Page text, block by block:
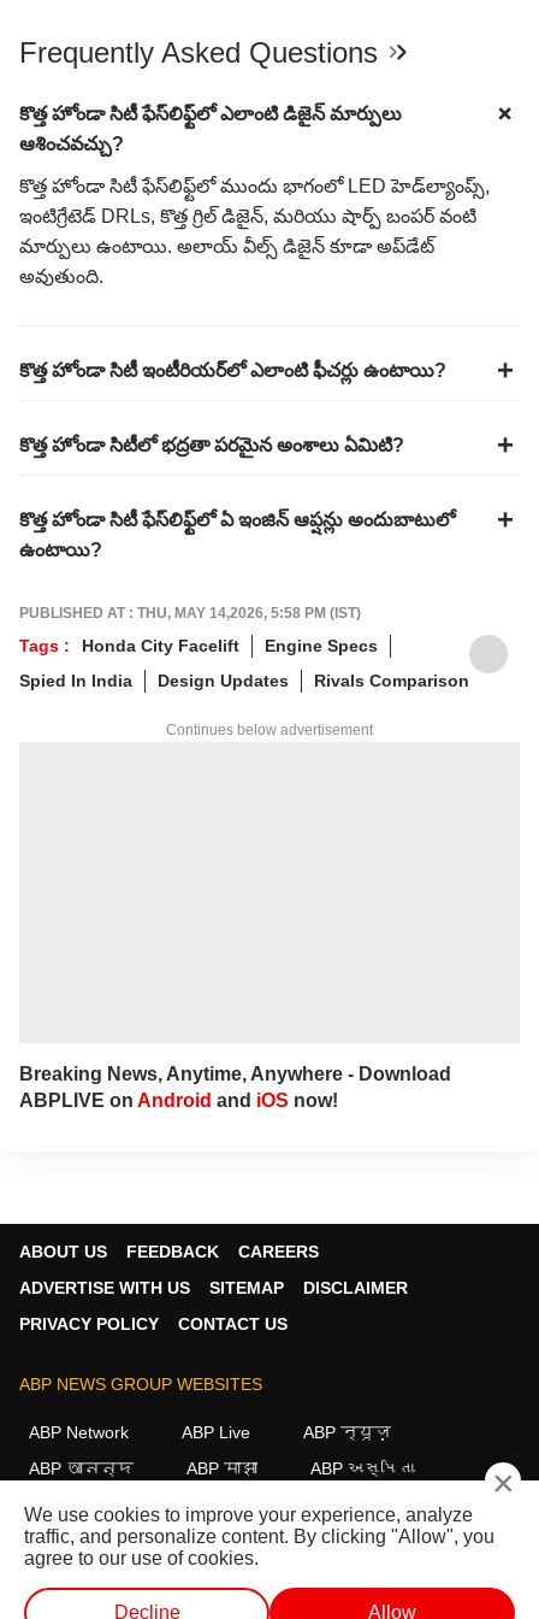
Frequently Asked Questions
కొత్త హోండా సిటీ ఫేస్‌లిఫ్ట్‌లో ఎలాంటి డిజైన్ మార్పులు
ఆశించవచ్చు?
కొత్త హోండా సిటీ ఫేస్‌లిఫ్ట్‌లో ముందు భాగంలో LED హెడ్‌ల్యాంప్స్,
ఇంటిగ్రేటెడ్ DRLs, కొత్త గ్రిల్ డిజైన్, మరియు షార్ప్ బంపర్ వంటి
మార్పులు ఉంటాయి. అలాయ్ వీల్స్ డిజైన్ కూడా అప్‌డేట్
అవుతుంది.
కొత్త హోండా సిటీ ఇంటీరియర్‌లో ఎలాంటి ఫీచర్లు ఉంటాయి?
కొత్త హోండా సిటీలో భద్రతా పరమైన అంశాలు ఏమిటి?
కొత్త హోండా సిటీ ఫేస్‌లిఫ్ట్‌లో ఏ ఇంజిన్‌ ఆప్షన్లు అందుబాటులో
ఉంటాయి?
PUBLISHED AT : THU, MAY 14,2026, 5:58 PM (IST)
Tags : Honda City Facelift
Engine Specs
Spied In India
Design Updates Rivals Comparison
Continues below advertisement
Breaking News, Anytime, Anywhere - Download
ABPLIVE on Android and iOS now!
ABOUT US FEEDBACK
CAREERS
ADVERTISE WITH US
SITEMAP
DISCLAIMER
PRIVACY POLICY
CONTACT US
ABP NEWS GROUP WEBSITES
ABP Network ABP Live
ABP न्यूज़
ABP আনন্দ
ABP माझा
ABP અસ્મિતા
ABP Ganga
ABP ਸਾਂਝਾ ABP நாடு ABP దేశం
FOLLOW US
×
We use cookies to improve your experience, analyze
traffic, and personalize content. By clicking "Allow", you
agree to our use of cookies.
Decline Allow